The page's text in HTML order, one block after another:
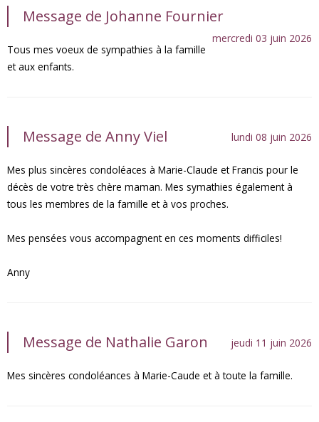
Message de Johanne Fournier
mercredi 03 juin 2026
Tous mes voeux de sympathies à la famille
et aux enfants.
Message de Anny Viel lundi 08 juin 2026
Mes plus sincères condoléaces à Marie-Claude et Francis pour le
décès de votre très chère maman. Mes symathies également à
tous les membres de la famille et à vos proches.
Mes pensées vous accompagnent en ces moments difficiles!
Anny
Message de Nathalie Garon jeudi 11 juin 2026
Mes sincères condoléances à Marie-Caude et à toute la famille.